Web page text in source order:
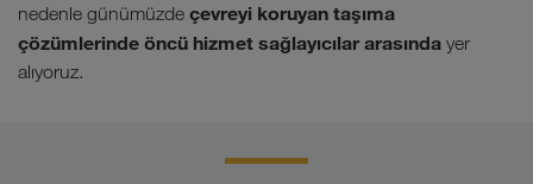
nedenle günümüzde çevreyi koruyan taşıma
çözümlerinde öncü hizmet sağlayıcılar arasında yer
alıyoruz.